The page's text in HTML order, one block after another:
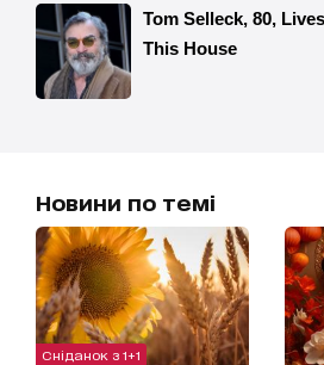
Новини по темі
Сніданок з 1+1